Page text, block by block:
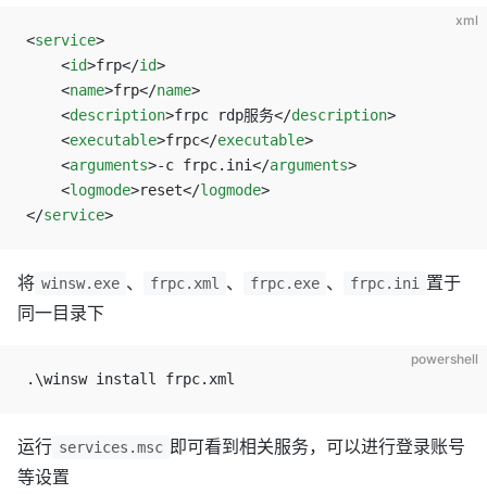
xml
<service>
    <
id>frp</id>
    <
name>frp</name>
    <
description>frpc rdp服务</description>
    <
executable>frpc</executable>
    <
arguments>-c frpc.ini</arguments>
    <
logmode>reset</logmode>
</service>
将 winsw.exe 、 frpc.xml 、 frpc.exe 、 frpc.ini
置于
同一目录下
powershell
.\winsw install frpc.xml
运行 services.msc 即可看到相关服务，可以进行登录账号
等设置